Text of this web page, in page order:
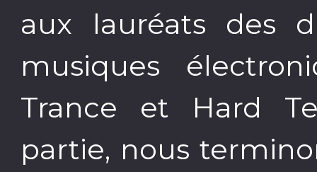
aux lauréats des
musiques
Trance et Hard
partie, nous